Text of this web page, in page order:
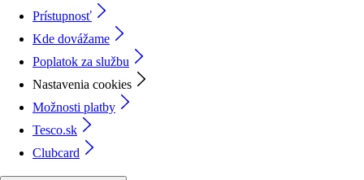
Prístupnosť
Kde dovážame
Poplatok za službu
Nastavenia cookies
Možnosti platby
Tesco.sk
Clubcard